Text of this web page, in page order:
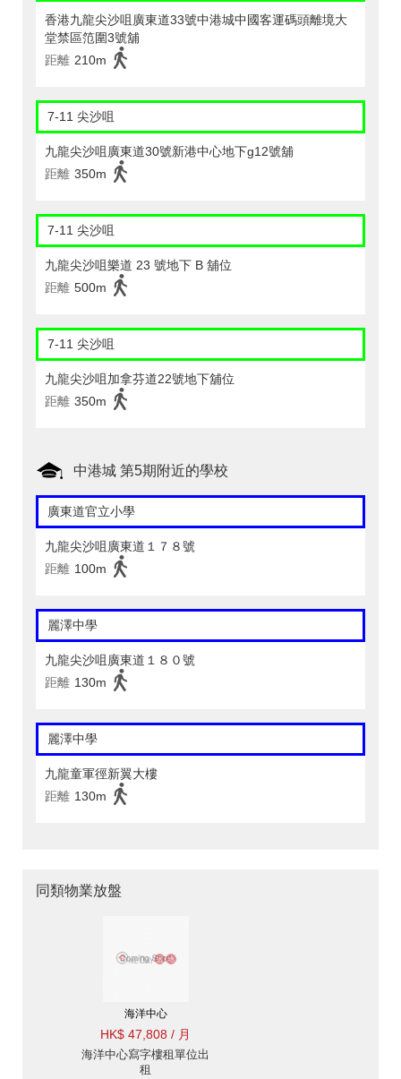
香港九龍尖沙咀廣東道33號中港城中國客運碼頭離境大
堂禁區笵圍3號舖
距離 210m
7-11 尖沙咀
九龍尖沙咀廣東道30號新港中心地下g12號舖
距離 350m
7-11 尖沙咀
九龍尖沙咀樂道 23 號地下 B 舖位
距離 500m
7-11 尖沙咀
九龍尖沙咀加拿芬道22號地下舖位
距離 350m
中港城 第5期附近的學校
廣東道官立小學
九龍尖沙咀廣東道１７８號
距離 100m
麗澤中學
九龍尖沙咀廣東道１８０號
距離 130m
麗澤中學
九龍童軍徑新翼大樓
距離 130m
同類物業放盤
海洋中心
HK$ 47,808 / 月
海洋中心寫字樓租單位出
租